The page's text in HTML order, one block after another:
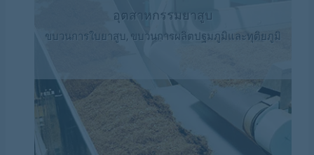
อุตสาหกรรมยาสูบ
ขบวนการใบยาสูบ, ขบวนการผลิตปฐมภูมิและทุติยภูมิ